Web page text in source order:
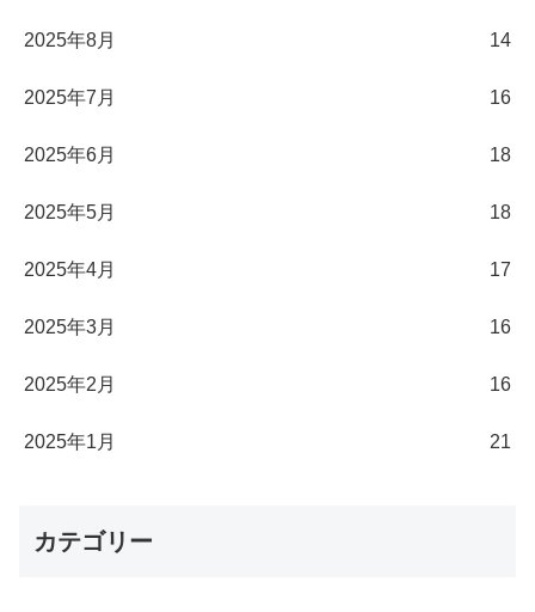
2025年8月 14
2025年7月 16
2025年6月 18
2025年5月 18
2025年4月 17
2025年3月 16
2025年2月 16
2025年1月 21
カテゴリー